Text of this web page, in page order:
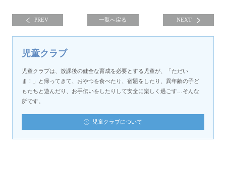
PREV 一覧へ戻る NEXT
児童クラブ
児童クラブは、放課後の健全な育成を必要とする児童が、「ただい
ま！」と帰ってきて、おやつを食べたり、宿題をしたり、異年齢の子ど
もたちと遊んだり、お手伝いをしたりして安全に楽しく過ごす…そんな
所です。
児童クラブについて